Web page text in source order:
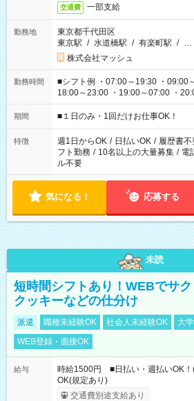
交通費 一部支給
勤務地
東京都千代田区
東京駅 / 水道橋駅 / 有楽町駅 / …
株式会社マッシュ
勤務時間
■シフト例 ・07:00～19:30 ・09:00
18:00～23:00 ・19:00～07:00 ・
etc ★最短で3時間で5,120円のお仕事から 15時間で2万円近く稼
げるお仕事も！ ご希望のお時間に合わせてご紹介！ ※シフトは
ください！
期間 ■１日のみ・1回だけお仕事OK！
特徴 週1日からOK / 日払いOK / 履歴書不
フト勤務 / 10名以上の大量募集 / 電
ル不要
気になる！ 応募する
未読
短時間シフトあり！WEBでサ
クッキーなどの仕分け
派遣 職種未経験OK 社会人未経験OK 大
WEB登録・面接OK
給与
時給1500円 ■日払い・週払いOK
OK(規定あり)
交通費別途支給あり